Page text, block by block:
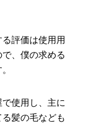
評価は使用用
、僕の求める
使用し、主に
髪の毛なども